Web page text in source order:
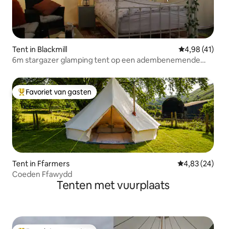
Tent in Blackmill Gemiddelde
4,98 (41)
6m stargazer glamping tent op een adembenemende
Topfavoriet van gasten
Favoriet van gasten
Tent in Ffarmers Gemiddelde
4,83 (24)
Coeden Ffawydd
Tenten met vuurplaats